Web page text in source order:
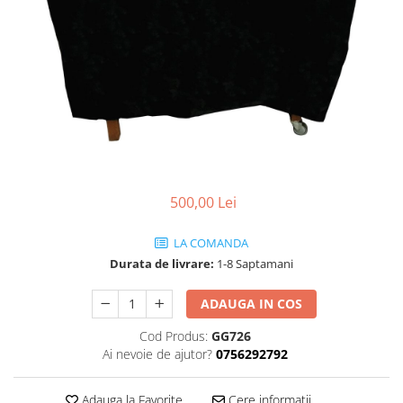
SEMINEE SUSPENDATE PE LEMNE
SOBE DE GĂTIT PE LEMNE
COSURI DE FUM
COSURI INOX PROFESIONALE
Schiedel Permeter Negru
Cosuri de fum inox DARCO
Cos ceramic RONDO
COSURI DE FUM CERAMICE HOCH
HOCH UNIVERSAL EVO
HOCH INDUSTRIAL
500,00 Lei
LA COMANDA
Durata de livrare: 1-8 Saptamani
ADAUGA IN COS
Cod Produs: GG726
Ai nevoie de ajutor? 0756292792